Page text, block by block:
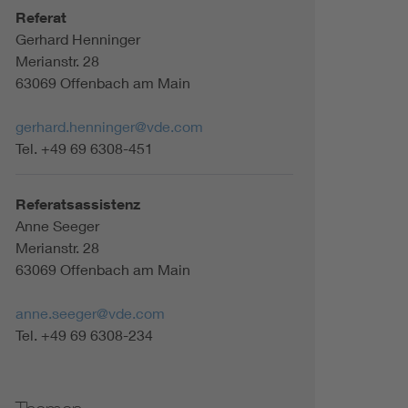
Referat
Gerhard Henninger
Merianstr. 28
63069 Offenbach am Main
gerhard.henninger@vde.com
Tel. +49 69 6308-451
Referatsassistenz
Anne Seeger
Merianstr. 28
63069 Offenbach am Main
anne.seeger@vde.com
Tel. +49 69 6308-234